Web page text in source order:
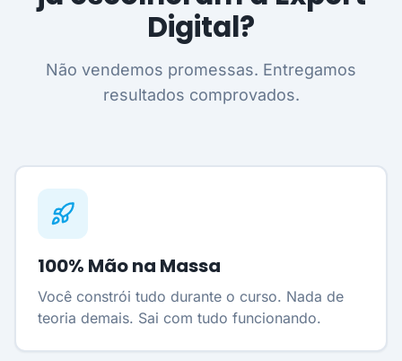
Digital?
Não vendemos promessas. Entregamos
resultados comprovados.
100% Mão na Massa
Você constrói tudo durante o curso. Nada de
teoria demais. Sai com tudo funcionando.